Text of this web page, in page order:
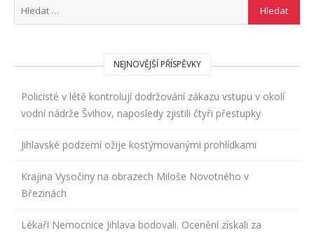
NEJNOVĚJŠÍ PŘÍSPĚVKY
Policisté v létě kontrolují dodržování zákazu vstupu v okolí
vodní nádrže Švihov, naposledy zjistili čtyři přestupky
Jihlavské podzemí ožije kostýmovanými prohlídkami
Krajina Vysočiny na obrazech Miloše Novotného v
Březinách
Lékaři Nemocnice Jihlava bodovali. Ocenění získali za